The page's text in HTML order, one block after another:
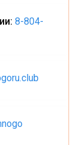
8-804-